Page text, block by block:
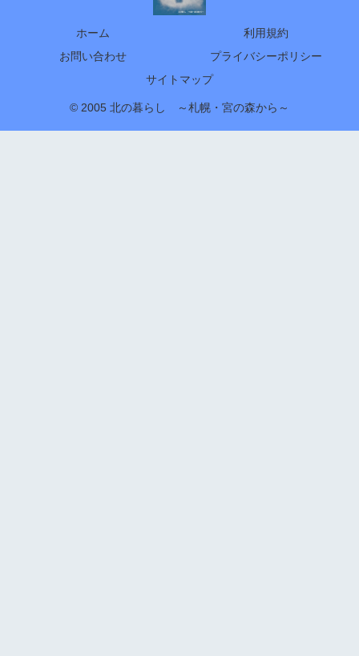
ホーム
利用規約
お問い合わせ
プライバシーポリシー
サイトマップ
© 2005 北の暮らし ～札幌・宮の森から～